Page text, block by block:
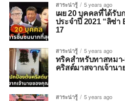
สาระน่ารู้ 5 years ago
เผย 20 บุคคลที่ได้รั
ประจำปี 2021 “ลิซ่
17
สาระน่ารู้ 5 years ago
ทริคสำหรับทาสหมา
คริสต์มาสจากเจ้าน
สาระน่ารู้ 5 years ago